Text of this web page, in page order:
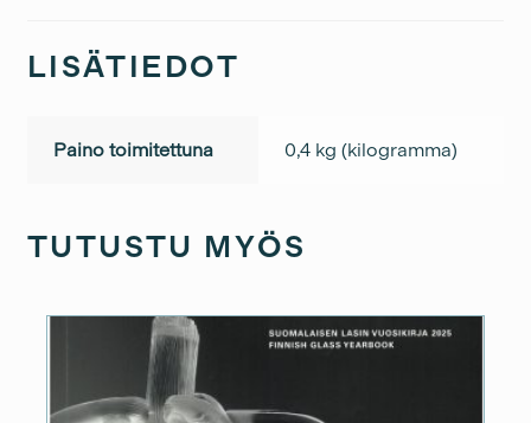
LISÄTIEDOT
Paino toimitettuna 0,4 kg (kilogramma)
TUTUSTU MYÖS